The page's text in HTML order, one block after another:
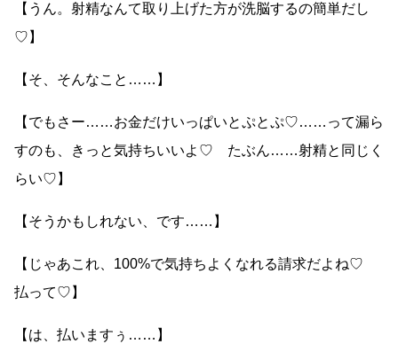
【うん。射精なんて取り上げた方が洗脳するの簡単だし
♡】
【そ、そんなこと……】
【でもさー……お金だけいっぱいとぷとぷ♡……って漏ら
すのも、きっと気持ちいいよ♡ たぶん……射精と同じく
らい♡】
【そうかもしれない、です……】
【じゃあこれ、100%で気持ちよくなれる請求だよね♡
払って♡】
【は、払いますぅ……】